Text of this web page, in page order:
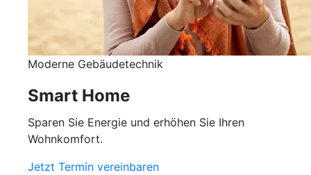
Moderne Gebäudetechnik
Smart Home
Sparen Sie Energie und erhöhen Sie Ihren
Wohnkomfort.
Jetzt Termin vereinbaren